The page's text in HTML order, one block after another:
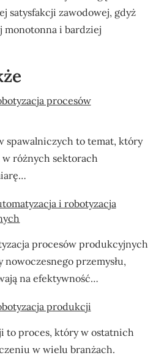
satysfakcji zawodowej, gdyż
monotonna i bardziej
procesów
spawalniczych to temat, który
różnych sektorach
i robotyzacja
procesów produkcyjnych
przemysłu,
na efektywność…
produkcji
to proces, który w ostatnich
w wielu branżach.